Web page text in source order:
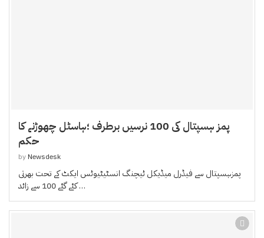
پمز ہسپتال کی 100 نرسیں برطرف ؛ہاسٹل چھوڑنے کا
حکم
by Newsdesk
پمزہسپتال سے فیڈرل میڈیکل ٹیچنگ انسٹیٹیوٹس ایکٹ کے تحت بھرتی
کئے گئے 100 سے زائد …